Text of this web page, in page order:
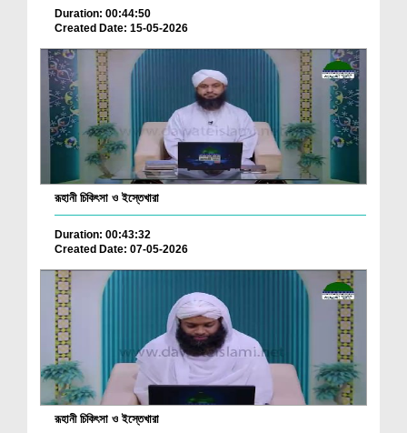
Duration: 00:44:50
Created Date: 15-05-2026
রূহানী চিকিৎসা ও ইস্তেখারা
Duration: 00:43:32
Created Date: 07-05-2026
রূহানী চিকিৎসা ও ইস্তেখারা